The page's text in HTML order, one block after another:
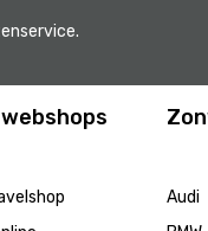
Audi